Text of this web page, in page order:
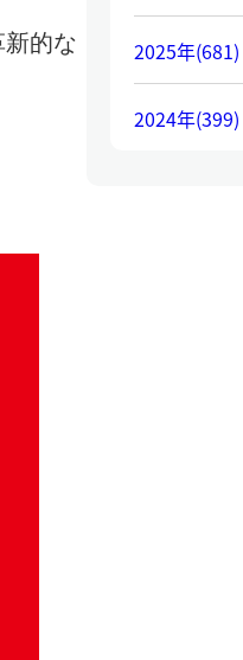
的な
2025年(681)
2024年(399)